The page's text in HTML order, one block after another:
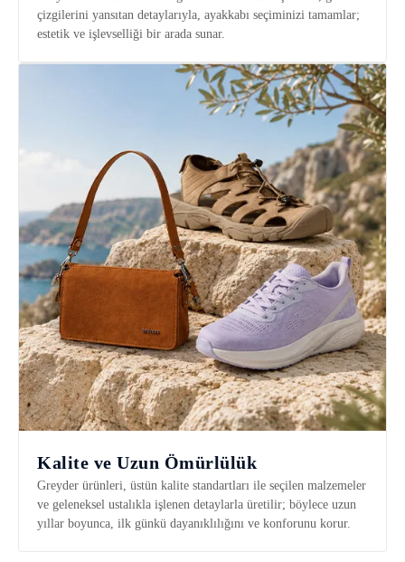
çizgilerini yansıtan detaylarıyla, ayakkabı seçiminizi tamamlar;
estetik ve işlevselliği bir arada sunar.
Kalite ve Uzun Ömürlülük
Greyder ürünleri, üstün kalite standartları ile seçilen malzemeler
ve geleneksel ustalıkla işlenen detaylarla üretilir; böylece uzun
yıllar boyunca, ilk günkü dayanıklılığını ve konforunu korur.